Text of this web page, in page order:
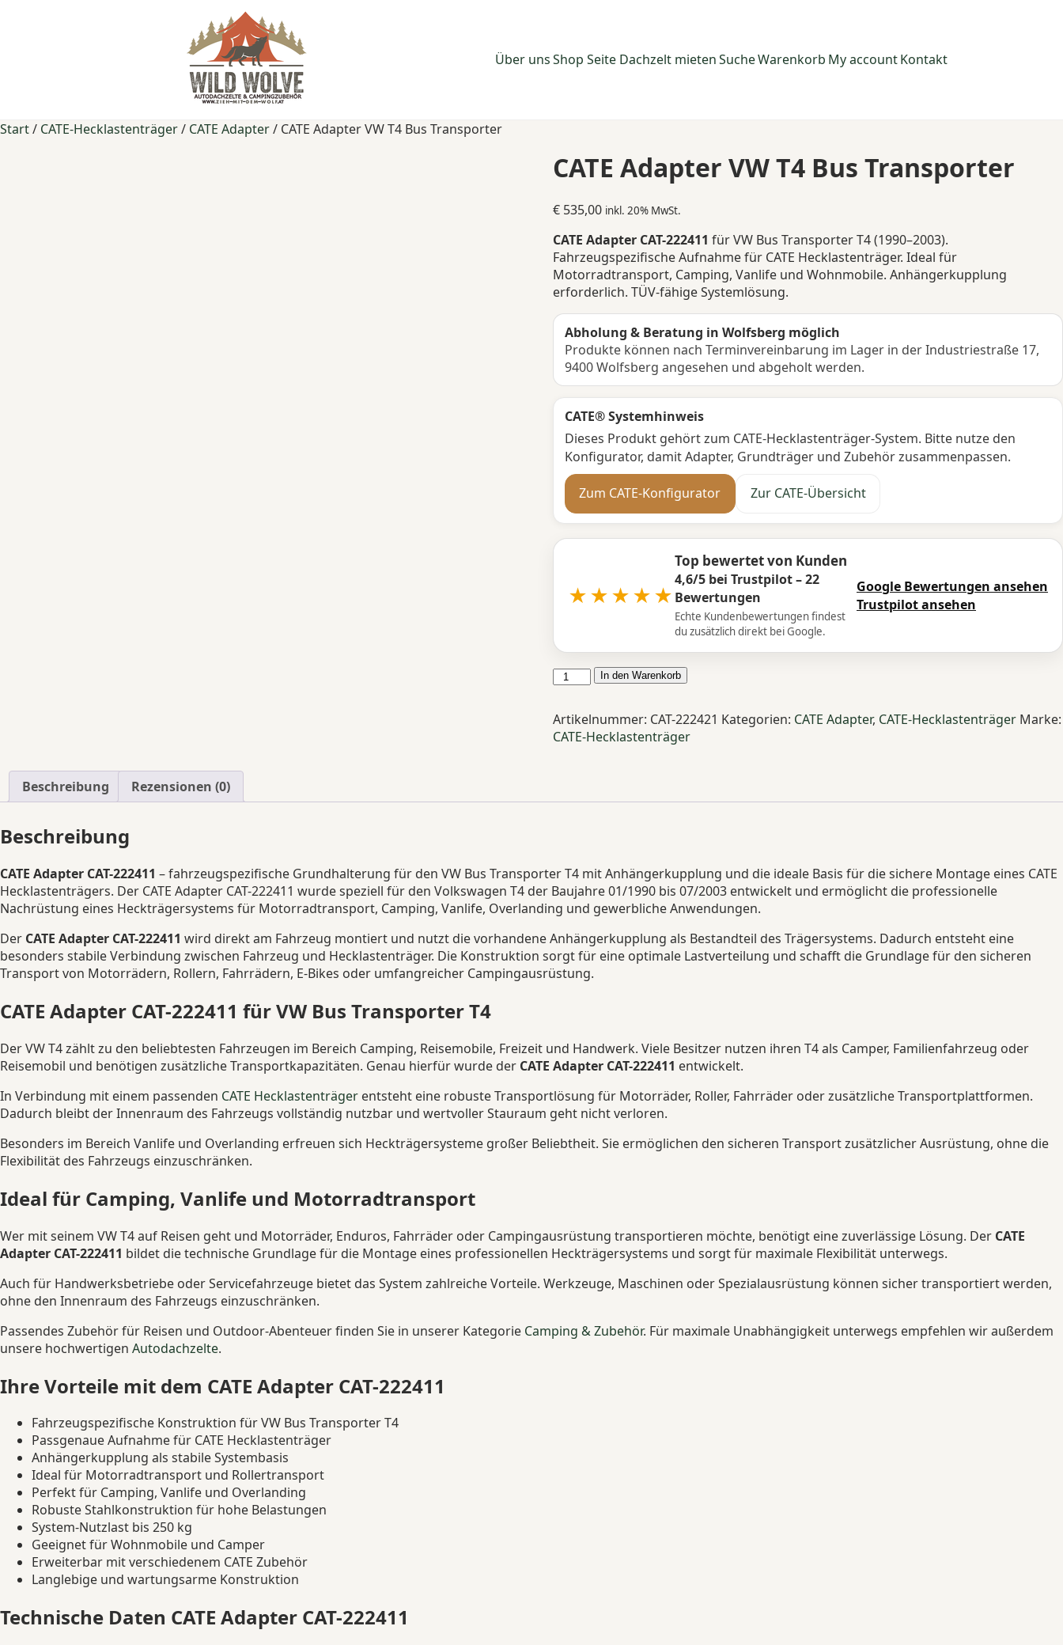
Über uns Shop Seite Dachzelt mietenSucheWarenkorb My accountKontakt
Start/ CATE-Hecklastenträger/ CATE Adapter/ CATE Adapter VW T4 Bus Transporter
CATE Adapter VW T4 Bus Transporter
€535,00 inkl. 20% MwSt.
CATE Adapter CAT-222411 für VW Bus Transporter T4 (1990–2003).
Fahrzeugspezifische Aufnahme für CATE Hecklastenträger. Ideal für
Motorradtransport, Camping, Vanlife und Wohnmobile. Anhängerkupplung
erforderlich. TÜV-fähige Systemlösung.
Abholung & Beratung in Wolfsberg möglich
Produkte können nach Terminvereinbarung im Lager in der Industriestraße 17,
9400 Wolfsberg angesehen und abgeholt werden.
CATE® Systemhinweis
Dieses Produkt gehört zum CATE-Hecklastenträger-System. Bitte nutze den
Konfigurator, damit Adapter, Grundträger und Zubehör zusammenpassen.
Zum CATE-Konfigurator Zur CATE-Übersicht
★★★★★
Top bewertet von Kunden
4,6/5 bei Trustpilot – 22
Bewertungen
Echte Kundenbewertungen findest
du zusätzlich direkt bei Google.
Google Bewertungen ansehen
Trustpilot ansehen
CATE
T4
Bus
In den Warenkorb
Artikelnummer: CAT-222421 Kategorien: CATE Adapter, CATE-Hecklastenträger Marke:
CATE-Hecklastenträger
Beschreibung Rezensionen (0)
Beschreibung
CATE Adapter CAT-222411 – fahrzeugspezifische Grundhalterung für den VW Bus Transporter T4 mit Anhängerkupplung und die ideale Basis für die sichere Montage eines CATE
Hecklastenträgers. Der CATE Adapter CAT-222411 wurde speziell für den Volkswagen T4 der Baujahre 01/1990 bis 07/2003 entwickelt und ermöglicht die professionelle
Nachrüstung eines Heckträgersystems für Motorradtransport, Camping, Vanlife, Overlanding und gewerbliche Anwendungen.
Der CATE Adapter CAT-222411 wird direkt am Fahrzeug montiert und nutzt die vorhandene Anhängerkupplung als Bestandteil des Trägersystems. Dadurch entsteht eine
besonders stabile Verbindung zwischen Fahrzeug und Hecklastenträger. Die Konstruktion sorgt für eine optimale Lastverteilung und schafft die Grundlage für den sicheren
Transport von Motorrädern, Rollern, Fahrrädern, E-Bikes oder umfangreicher Campingausrüstung.
CATE Adapter CAT-222411 für VW Bus Transporter T4
Der VW T4 zählt zu den beliebtesten Fahrzeugen im Bereich Camping, Reisemobile, Freizeit und Handwerk. Viele Besitzer nutzen ihren T4 als Camper, Familienfahrzeug oder
Reisemobil und benötigen zusätzliche Transportkapazitäten. Genau hierfür wurde der CATE Adapter CAT-222411 entwickelt.
In Verbindung mit einem passenden CATE Hecklastenträger entsteht eine robuste Transportlösung für Motorräder, Roller, Fahrräder oder zusätzliche Transportplattformen.
Dadurch bleibt der Innenraum des Fahrzeugs vollständig nutzbar und wertvoller Stauraum geht nicht verloren.
Besonders im Bereich Vanlife und Overlanding erfreuen sich Heckträgersysteme großer Beliebtheit. Sie ermöglichen den sicheren Transport zusätzlicher Ausrüstung, ohne die
Flexibilität des Fahrzeugs einzuschränken.
Ideal für Camping, Vanlife und Motorradtransport
Wer mit seinem VW T4 auf Reisen geht und Motorräder, Enduros, Fahrräder oder Campingausrüstung transportieren möchte, benötigt eine zuverlässige Lösung. Der CATE
Adapter CAT-222411 bildet die technische Grundlage für die Montage eines professionellen Heckträgersystems und sorgt für maximale Flexibilität unterwegs.
Auch für Handwerksbetriebe oder Servicefahrzeuge bietet das System zahlreiche Vorteile. Werkzeuge, Maschinen oder Spezialausrüstung können sicher transportiert werden,
ohne den Innenraum des Fahrzeugs einzuschränken.
Passendes Zubehör für Reisen und Outdoor-Abenteuer finden Sie in unserer Kategorie Camping & Zubehör. Für maximale Unabhängigkeit unterwegs empfehlen wir außerdem
unsere hochwertigen Autodachzelte.
Ihre Vorteile mit dem CATE Adapter CAT-222411
Fahrzeugspezifische Konstruktion für VW Bus Transporter T4
Passgenaue Aufnahme für CATE Hecklastenträger
Anhängerkupplung als stabile Systembasis
Ideal für Motorradtransport und Rollertransport
Perfekt für Camping, Vanlife und Overlanding
Robuste Stahlkonstruktion für hohe Belastungen
System-Nutzlast bis 250 kg
Geeignet für Wohnmobile und Camper
Erweiterbar mit verschiedenem CATE Zubehör
Langlebige und wartungsarme Konstruktion
Technische Daten CATE Adapter CAT-222411